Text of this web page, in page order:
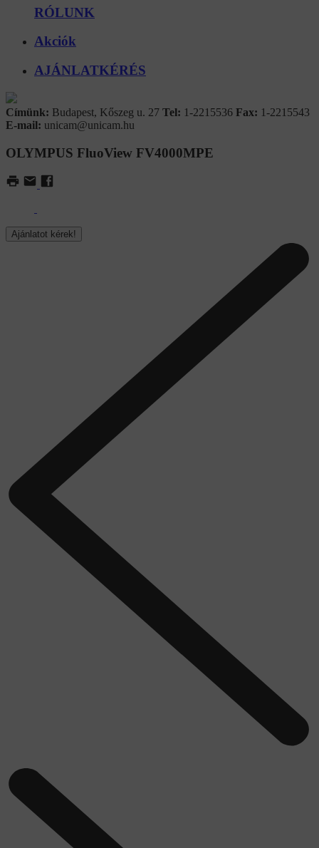
RÓLUNK
Akciók
AJÁNLATKÉRÉS
Címünk: Budapest, Kőszeg u. 27 Tel: 1-2215536 Fax: 1-2215543
E-mail: unicam@unicam.hu
OLYMPUS FluoView FV4000MPE
Ajánlatot kérek!